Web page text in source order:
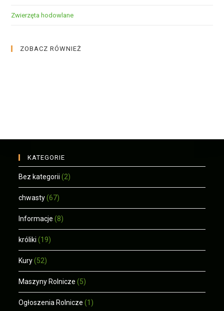
Zwierzęta hodowlane
ZOBACZ RÓWNIEŻ
KATEGORIE
Bez kategorii (2)
chwasty (67)
Informacje (8)
króliki (19)
Kury (52)
Maszyny Rolnicze (5)
Ogłoszenia Rolnicze (1)